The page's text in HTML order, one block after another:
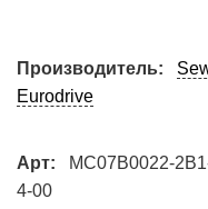
Производитель:
Eurodrive
Арт:
MC07B0022-
4-00